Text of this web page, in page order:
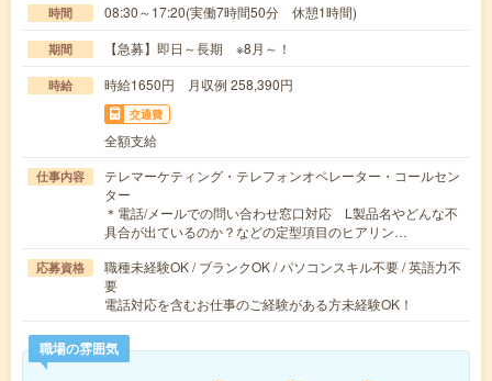
時間 08:30～17:20(実働7時間50分 休憩1時間)
期間 【急募】即日～長期 ※8月～！
時給 時給1650円 月収例 258,390円
交通費
全額支給
仕事内容
テレマーケティング・テレフォンオペレーター・コールセン
ター
＊電話/メールでの問い合わせ窓口対応 L製品名やどんな不
具合が出ているのか？などの定型項目のヒアリン…
応募資格
職種未経験OK / ブランクOK / パソコンスキル不要 / 英語力不
要
電話対応を含むお仕事のご経験がある方未経験OK！
職場の雰囲気